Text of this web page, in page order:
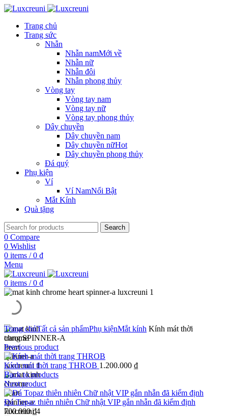
Trang chủ
Trang sức
Nhẫn
Nhẫn namMới về
Nhẫn nữ
Nhẫn đôi
Nhẫn phong thủy
Vòng tay
Vòng tay nam
Vòng tay nữ
Vòng tay phong thủy
Dây chuyền
Dây chuyền nam
Dây chuyền nữHot
Dây chuyền phong thủy
Đá quý
Phụ kiện
Ví
Ví NamNổi Bật
Mắt Kính
Quà tặng
Search
0 Compare
0 Wishlist
0 items / 0 ₫
Menu
0 items / 0 ₫
Trang chủTất cả sản phẩmPhụ kiệnMắt kính Kính mát thời
trang SPINNER-A
Previous product
Kính mát thời trang THROB 1.200.000 ₫
Back to products
Next product
Đá Topaz thiên nhiên Chữ nhật VIP gắn nhẫn đã kiểm định
700.000₫